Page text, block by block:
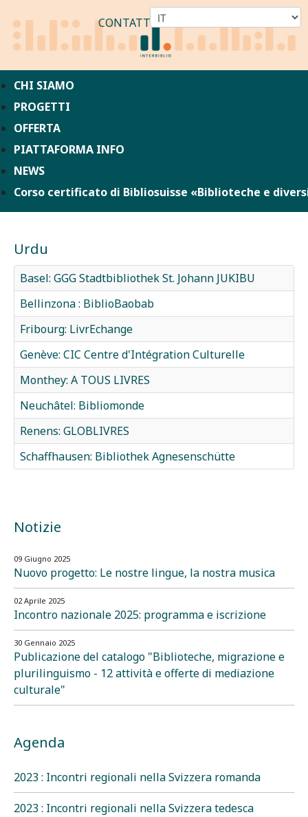
CONTATTO
CHI SIAMO
PROGETTI
OFFERTA
PIATTAFORMA INFO
NEWS
Corso certificato di Bibliosuisse «Biblioteche e
Urdu
Basel: GGG Stadtbibliothek St. Johann JUKIBU
Bellinzona : BiblioBaobab
Fribourg: LivrEchange
Genève: CIC Centre d'Intégration Culturelle
Monthey: A TOUS LIVRES
Neuchâtel: Bibliomonde
Renens: GLOBLIVRES
Schaffhausen: Bibliothek Agnesenschütte
Notizie
09 Giugno 2025
Nuovo progetto: Le nostre lingue, la nostra musica
02 Aprile 2025
Incontro nazionale 2025: programma e iscrizione
30 Gennaio 2025
Publicazione del catalogo "Biblioteche, migrazione e
plurilinguismo - 12 attività e offerte di mediazione
culturale"
Agenda
2023 : Incontri regionali nella Svizzera romanda
2023 : Incontri regionali nella Svizzera tedesca